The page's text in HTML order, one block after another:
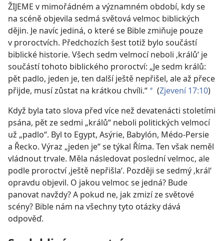
ŽIJEME v mimořádném a významném období, kdy se
na scéně objevila sedmá světová velmoc biblických
dějin. Je navíc jediná, o které se Bible zmiňuje pouze
v proroctvích. Předchozích šest totiž bylo součástí
biblické historie. Všech sedm velmocí neboli ‚králů‘ je
součástí tohoto biblického proroctví: „Je sedm králů:
pět padlo, jeden je, ten další ještě nepřišel, ale až přece
přijde, musí zůstat na krátkou chvíli.“ * (Zjevení 17:10)
Když byla tato slova před více než devatenácti stoletími
psána, pět ze sedmi „králů“ neboli politických velmocí
už „padlo“. Byl to Egypt, Asýrie, Babylón, Médo-Persie
a Řecko. Výraz „jeden je“ se týkal Říma. Ten však neměl
vládnout trvale. Měla následovat poslední velmoc, ale
podle proroctví ‚ještě nepřišla‘. Později se sedmý ‚král‘
opravdu objevil. O jakou velmoc se jedná? Bude
panovat navždy? A pokud ne, jak zmizí ze světové
scény? Bible nám na všechny tyto otázky dává
odpověď.